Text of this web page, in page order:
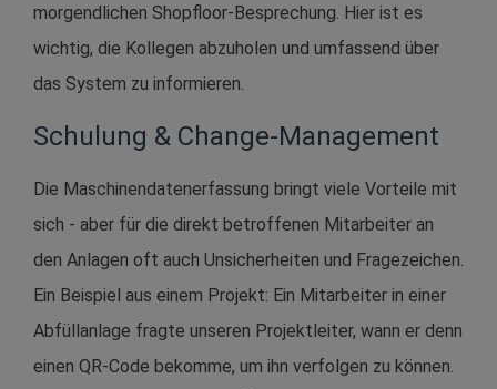
morgendlichen Shopfloor-Besprechung. Hier ist es
wichtig, die Kollegen abzuholen und umfassend über
das System zu informieren.
Schulung & Change-Management
Die Maschinendatenerfassung bringt viele Vorteile mit
sich - aber für die direkt betroffenen Mitarbeiter an
den Anlagen oft auch Unsicherheiten und Fragezeichen.
Ein Beispiel aus einem Projekt: Ein Mitarbeiter in einer
Abfüllanlage fragte unseren Projektleiter, wann er denn
einen QR-Code bekomme, um ihn verfolgen zu können.